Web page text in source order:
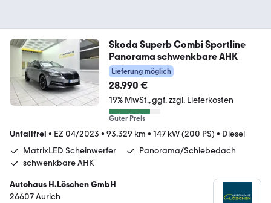
Skoda Superb Combi Sportline
Panorama schwenkbare AHK
Lieferung möglich
28.990 €
19% MwSt. ggf. zzgl. Lieferkosten
Guter Preis
Unfallfrei • EZ 04/2023 • 93.329 km • 147 kW (200 PS) • Diesel
MatrixLED Scheinwerfer
Panorama/Schiebedach
schwenkbare AHK
Autohaus H.Löschen GmbH
26607 Aurich